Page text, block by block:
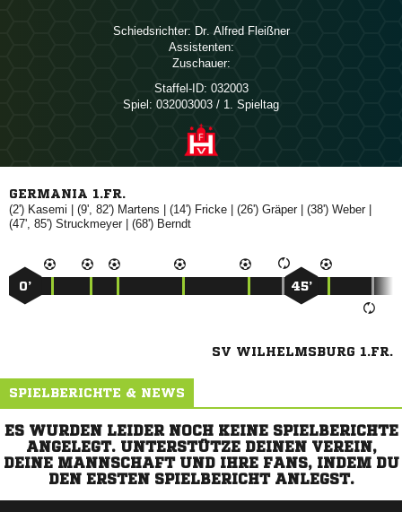
Schiedsrichter:   
Assistenten:
Zuschauer:
Staffel-ID: 032003
Spiel: 032003003 / 1. Spieltag
GERMANIA 1.FR.
(2')  | (9', 82')  | (14')  | (26') | (38') |
(47', 85') | (68') 
0’ 45’
SV WILHELMSBURG 1.FR.
SPIELBERICHTE & NEWS
ES WURDEN LEIDER NOCH KEINE SPIELBERICHTE
ANGELEGT. UNTERSTÜTZE DEINEN VEREIN,
DEINE MANNSCHAFT UND IHRE FANS, INDEM DU
DEN ERSTEN SPIELBERICHT ANLEGST.